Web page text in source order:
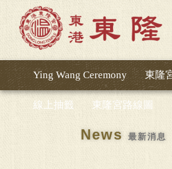
Ying Wang Ceremony 東隆
線上抽籤 東隆宮路線圖
News最新消息